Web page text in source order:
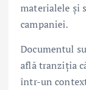
materialele și
campaniei.
Documentul
află tranziția
într-un